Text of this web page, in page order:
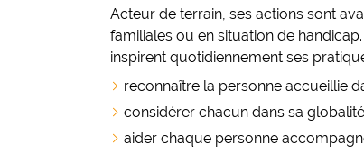
Acteur de terrain, ses actions sont
familiales ou en situation de
inspirent quotidiennement ses
reconnaître la personne accueillie
considérer chacun dans sa
aider chaque personne